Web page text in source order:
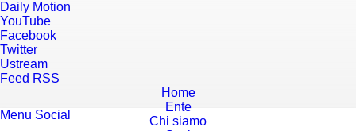
Daily Motion
YouTube
Facebook
Twitter
Ustream
Feed RSS
Home
Ente
Chi siamo
Menu Social